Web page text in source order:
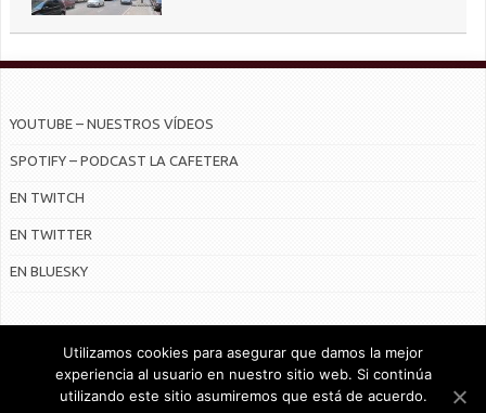
YOUTUBE – NUESTROS VÍDEOS
SPOTIFY – PODCAST LA CAFETERA
EN TWITCH
EN TWITTER
EN BLUESKY
© Radiocable en Internet S.L.
Utilizamos cookies para asegurar que damos la mejor
experiencia al usuario en nuestro sitio web. Si continúa
utilizando este sitio asumiremos que está de acuerdo.